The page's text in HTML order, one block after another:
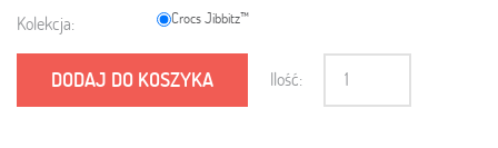
Kolekcja: Crocs Jibbitz™
DODAJ DO KOSZYKA Ilość: